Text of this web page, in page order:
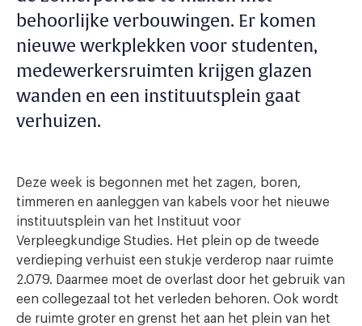
behoorlijke verbouwingen. Er komen
nieuwe werkplekken voor studenten,
medewerkersruimten krijgen glazen
wanden en een instituutsplein gaat
verhuizen.
Deze week is begonnen met het zagen, boren,
timmeren en aanleggen van kabels voor het nieuwe
instituutsplein van het Instituut voor
Verpleegkundige Studies. Het plein op de tweede
verdieping verhuist een stukje verderop naar ruimte
2.079. Daarmee moet de overlast door het gebruik van
een collegezaal tot het verleden behoren. Ook wordt
de ruimte groter en grenst het aan het plein van het